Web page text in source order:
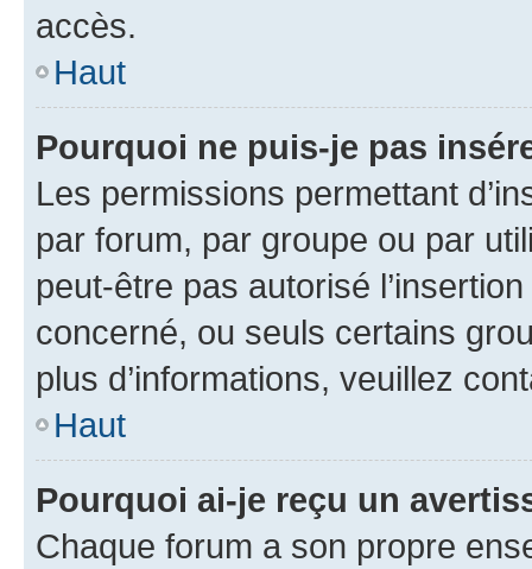
accès.
Haut
Pourquoi ne puis-je pas
Les permissions permettant
par forum, par groupe ou par
peut-être pas autorisé
concerné, ou seuls certains
plus d’informations, veuillez
Haut
Pourquoi ai-je reçu un
Chaque forum a son propre